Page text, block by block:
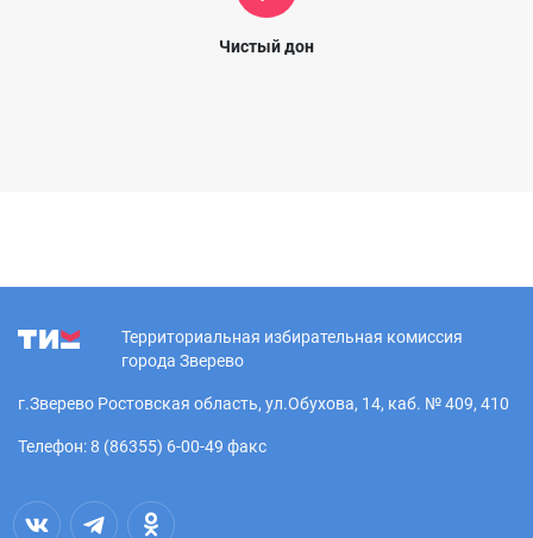
Чистый дон
Территориальная избирательная комиссия
города Зверево
г.Зверево Ростовская область, ул.Обухова, 14, каб. № 409, 410
Телефон: 8 (86355) 6-00-49 факс